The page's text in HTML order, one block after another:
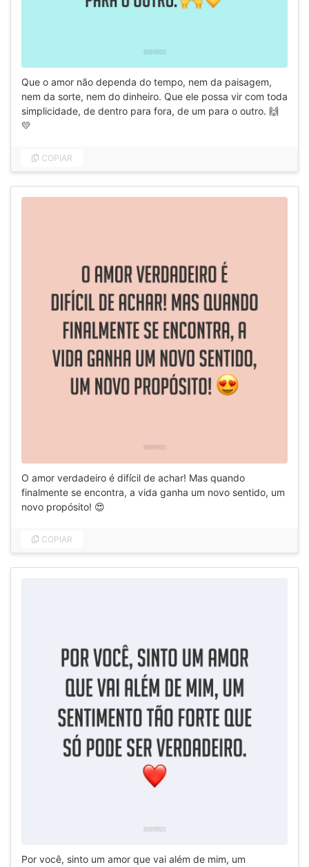
Que o amor não dependa do tempo, nem da paisagem,
nem da sorte, nem do dinheiro. Que ele possa vir com toda
simplicidade, de dentro para fora, de um para o outro. 🙌
💛
COPIAR
O amor verdadeiro é difícil de achar! Mas quando
finalmente se encontra, a vida ganha um novo sentido, um
novo propósito! 😍
COPIAR
Por você, sinto um amor que vai além de mim, um